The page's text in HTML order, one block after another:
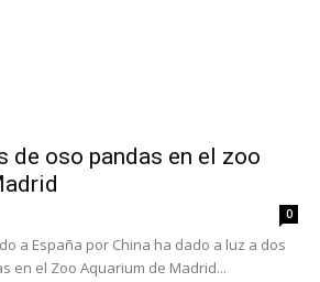
de oso pandas en el zoo
0
a España por China ha dado a luz a dos
en el Zoo Aquarium de Madrid...